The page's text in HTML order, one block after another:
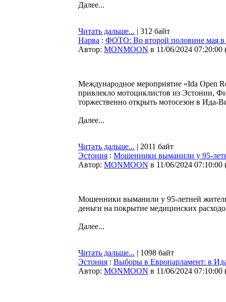
Далее...
Читать дальше... | 312 байт
Нарва : ФОТО: Во второй половине мая в
Автор: MONMOON в 11/06/2024 07:20:00
Международное мероприятие «Ida Open
привлекло мотоциклистов из Эстонии,
торжественно открыть мотосезон в Ида-
Далее...
Читать дальше... | 2011 байт
Эстония : Мошенники выманили у 95-
Автор: MONMOON в 11/06/2024 07:10:00
Мошенники выманили у 95-летней
деньги на покрытие медицинских
Далее...
Читать дальше... | 1098 байт
Эстония : Выборы в Европарламент: в
Автор: MONMOON в 11/06/2024 07:10:00